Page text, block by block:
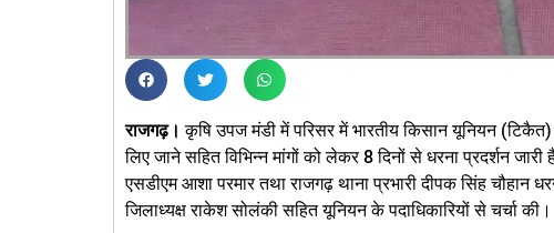
राजगढ़।कृषि उपज मंडी में परिसर में भारतीय किसान यूनियन
लिए जाने सहित विभिन्न मांगों को लेकर 8 दिनों से धरना प्रदर्शन
एसडीएम आशा परमार तथा राजगढ़ थाना प्रभारी दीपक सिंह चौहान
जिलाध्यक्ष राकेश सोलंकी सहित यूनियन के पदाधिकारियों से चर्चा की।